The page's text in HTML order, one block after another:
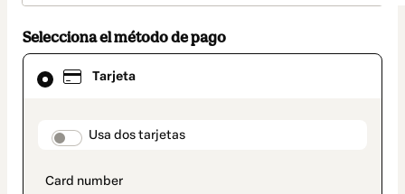
Selecciona el método de pago
Tarjeta
payment_data.section_title_v2
Usa dos tarjetas
El
método
seleccionado